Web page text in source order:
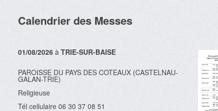
Calendrier des Messes
01/08/2026 àTRIE-SUR-BAISE
PAROISSE DU PAYS DES COTEAUX (CASTELNAU-
GALAN-TRIE)
Religieuse
Tél cellulaire 06 30 37 08 51